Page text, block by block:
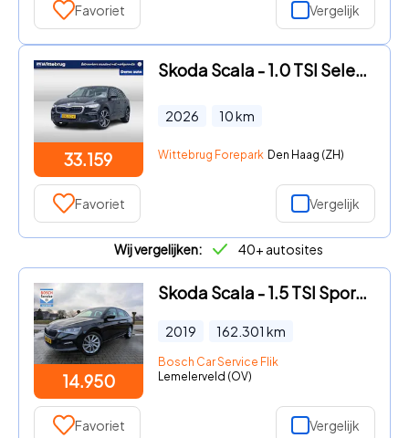
Favoriet Vergelijk
33.159
Skoda Scala - 1.0 TSI Selection / Image Pakket / Charging
2026 10km
Wittebrug Forepark Den Haag (ZH)
Favoriet Vergelijk
Wij vergelijken: 40+ autosites
14.950
Skoda Scala - 1.5 TSI Sport Business I 1ste eigenaar I DSG I Virtual cockp
2019 162.301 km
Bosch Car Service Flik
Lemelerveld (OV)
Favoriet Vergelijk